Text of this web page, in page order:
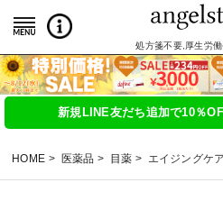
処方箋不要,厚生労
新規LINE友だち追加で10％
HOME 医薬品 目薬 エイジングケア